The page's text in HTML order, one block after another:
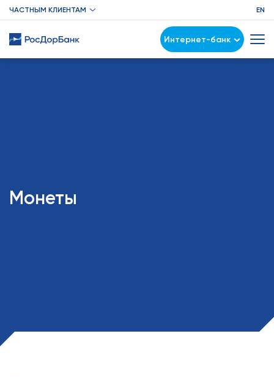
ЧАСТНЫМ КЛИЕНТАМ EN
Интернет-банк
Монеты